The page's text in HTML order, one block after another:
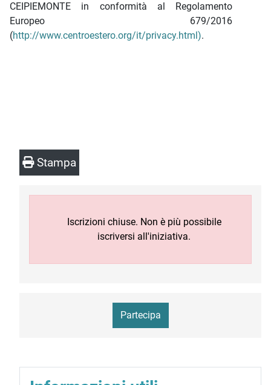
CEIPIEMONTE in conformità al Regolamento
Europeo 679/2016
(http://www.centroestero.org/it/privacy.html).
Stampa
Iscrizioni chiuse. Non è più possibile
iscriversi all'iniziativa.
Partecipa